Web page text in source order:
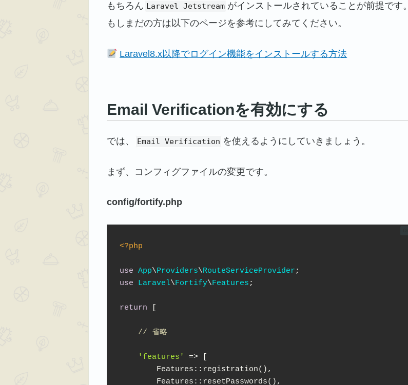
もちろん Laravel Jetstream がインストールされていることが前提です。
もしまだの方は以下のページを参考にしてみてください。
Laravel8.x以降でログイン機能をインストールする方法
Email Verificationを有効にする
では、 Email Verification を使えるようにしていきましょう。
まず、コンフィグファイルの変更です。
config/fortify.php
<?php
use App\Providers\RouteServiceProvider
use
Laravel\Fortify\Features ;
return [
// 省略
'features'
=> [
        Features::registration(),
        Features::resetPasswords(),